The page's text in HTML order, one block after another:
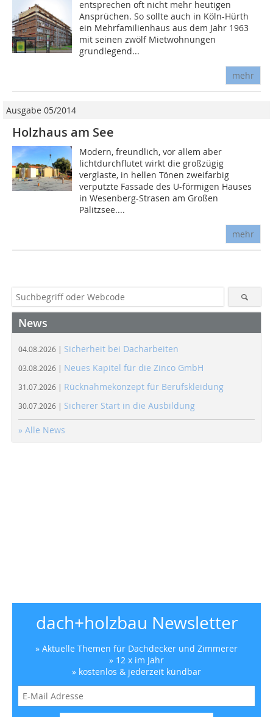
entsprechen oft nicht mehr heutigen
Ansprüchen. So sollte auch in Köln-Hürth
ein Mehrfamilienhaus aus dem Jahr 1963
mit seinen zwölf Mietwohnungen
grundlegend...
mehr
Ausgabe 05/2014
Holzhaus am See
Modern, freundlich, vor allem aber
lichtdurchflutet wirkt die großzügig
verglaste, in hellen Tönen zweifarbig
verputzte Fassade des U-förmigen Hauses
in Wesenberg-Strasen am Großen
Pälitzsee....
mehr
News
04.08.2026 | Sicherheit bei Dacharbeiten
03.08.2026 | Neues Kapitel für die Zinco GmbH
31.07.2026 | Rücknahmekonzept für Berufskleidung
30.07.2026 | Sicherer Start in die Ausbildung
» Alle News
dach+holzbau Newsletter
» Aktuelle Themen für Dachdecker und Zimmerer
» 12 x im Jahr
» kostenlos & jederzeit kündbar